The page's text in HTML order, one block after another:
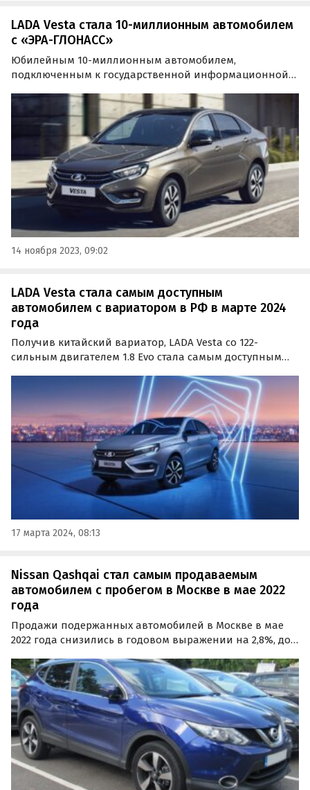
LADA Vesta стала 10-миллионным автомобилем
с «ЭРА-ГЛОНАСС»
Юбилейным 10-миллионным автомобилем,
подключенным к государственной информационной
восемь лет оказалась первой серийной моделью в
России и в мире, которую уже с завода оснастили
устройством вызова…
14 ноября 2023, 09:02
LADA Vesta стала самым доступным
автомобилем с вариатором в РФ в марте 2024
года
Получив китайский вариатор, LADA Vesta со 122-
сильным двигателем 1.8 Evo стала самым доступным
этом сообщает портал «Автоновости дня»,
составивший свежий рейтинг таких машин.
17 марта 2024, 08:13
Nissan Qashqai стал самым продаваемым
автомобилем с пробегом в Москве в мае 2022
года
Продажи подержанных автомобилей в Москве в мае
2022 года снизились в годовом выражении на 2,8%, до
дня» со ссылкой на результаты свежего исследования
агентства «Автостат-Инфо».